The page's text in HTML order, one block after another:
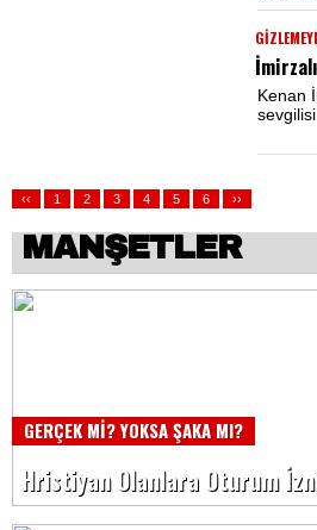
Kenan
‹‹ 1 2 3 4 5 6 ››
MANŞETLER
GERÇEK Mİ? YOKSA ŞAKA MI?
Hristiyan Olanlara Oturum